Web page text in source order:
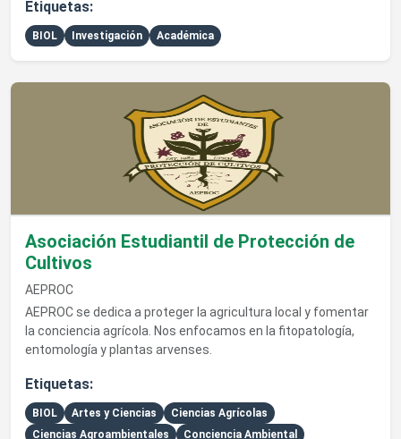
Etiquetas:
BIOL Investigación Académica
Ver detalles de Asociación Estudiantil de Protección de
Asociación Estudiantil de Protección de
Cultivos
AEPROC
AEPROC se dedica a proteger la agricultura local y fomentar
la conciencia agrícola. Nos enfocamos en la fitopatología,
entomología y plantas arvenses.
Etiquetas:
BIOL Artes y Ciencias
Ciencias Agrícolas
Ciencias Agroambientales
Conciencia Ambiental